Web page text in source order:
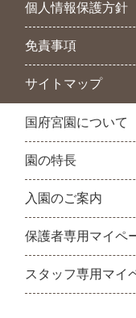
個人情報保護方針
免責事項
サイトマップ
国府宮園について
園の特長
入園のご案内
保護者専用マイペ
スタッフ専用マイ